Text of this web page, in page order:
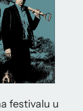
festivalu u